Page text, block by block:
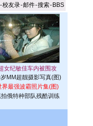
-校友录-邮件-搜索- BBS
MM超靓摄影写真(图)
界最强波霸照片集(图)
俄特种部队残酷训练